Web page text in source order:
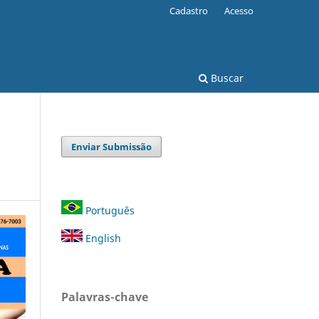
Buscar
Cadastro Acesso
Enviar Submissão
Português
English
Palavras-chave